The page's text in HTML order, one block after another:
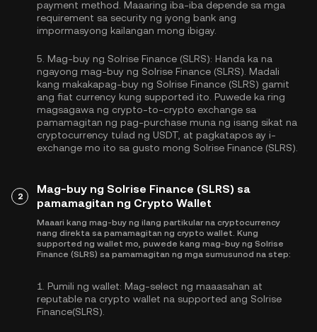
payment method. Maaaring iba-iba depende sa mga
requirement sa security ng iyong bank ang
impormasyong kailangan mong ibigay.
5. Mag-buy ng Solrise Finance (SLRS): Handa ka na
ngayong mag-buy ng Solrise Finance (SLRS). Madali
kang makakapag-buy ng Solrise Finance (SLRS) gamit
ang fiat currency kung supported ito. Puwede ka ring
magsagawa ng crypto-to-crypto exchange sa
pamamagitan ng pag-purchase muna ng isang sikat na
cryptocurrency tulad ng USDT , at pagkatapos ay i-
exchange mo ito sa gusto mong Solrise Finance (SLRS).
2
Mag-buy ng Solrise Finance (SLRS) sa
pamamagitan ng Crypto Wallet
Maaari kang mag-buy ng ilang partikular na cryptocurrency
nang direkta sa pamamagitan ng crypto wallet. Kung
supported ng wallet mo, puwede kang mag-buy ng Solrise
Finance (SLRS) sa pamamagitan ng mga sumusunod na step:
1. Pumili ng wallet: Mag-select ng maaasahan at
reputable na crypto wallet na supported ang Solrise
Finance(SLRS).